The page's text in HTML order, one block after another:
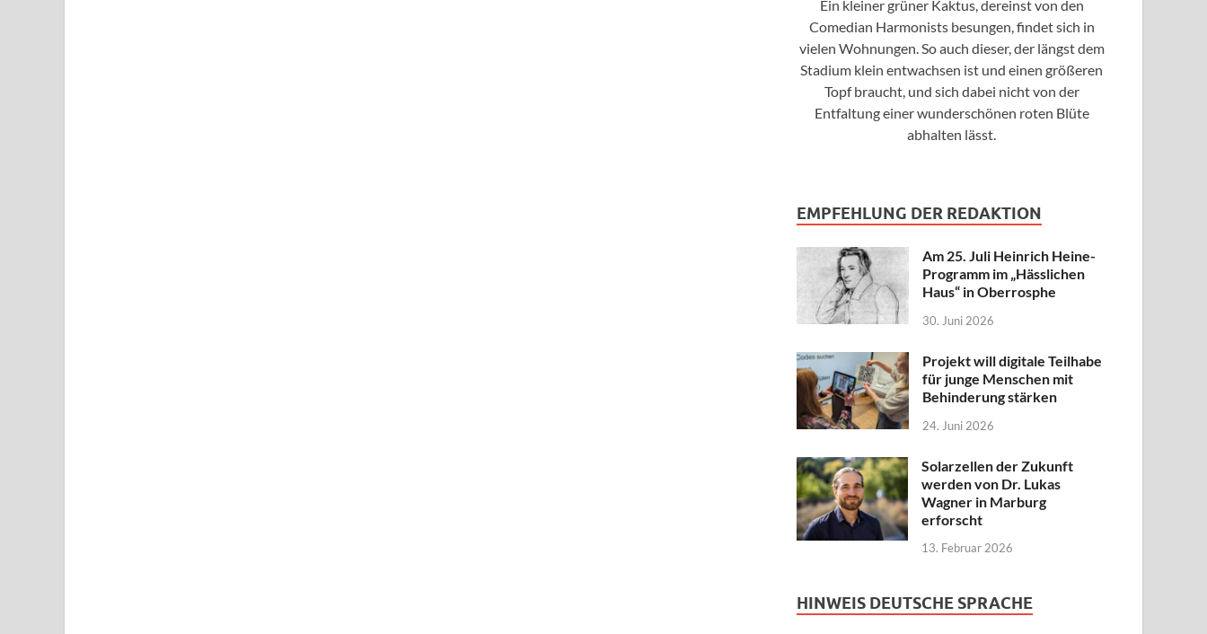
Ein kleiner grüner Kaktus, dereinst von den
Comedian Harmonists besungen, findet sich in
vielen Wohnungen. So auch dieser, der längst dem
Stadium klein entwachsen ist und einen größeren
Topf braucht, und sich dabei nicht von der
Entfaltung einer wunderschönen roten Blüte
abhalten lässt.
EMPFEHLUNG DER REDAKTION
Am 25. Juli Heinrich Heine-
Programm im „Hässlichen
Haus“ in Oberrosphe
30. Juni 2026
Projekt will digitale Teilhabe
für junge Menschen mit
Behinderung stärken
24. Juni 2026
Solarzellen der Zukunft
werden von Dr. Lukas
Wagner in Marburg
erforscht
13. Februar 2026
HINWEIS DEUTSCHE SPRACHE